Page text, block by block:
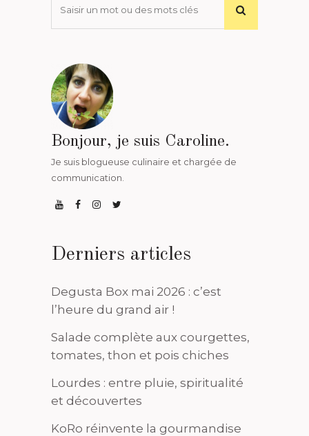
Bonjour, je suis Caroline.
Je suis blogueuse culinaire et chargée de
communication.
Derniers articles
Degusta Box mai 2026 : c’est
l’heure du grand air !
Salade complète aux courgettes,
tomates, thon et pois chiches
Lourdes : entre pluie, spiritualité
et découvertes
KoRo réinvente la gourmandise